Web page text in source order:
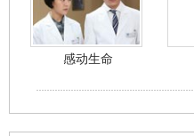
感动生命